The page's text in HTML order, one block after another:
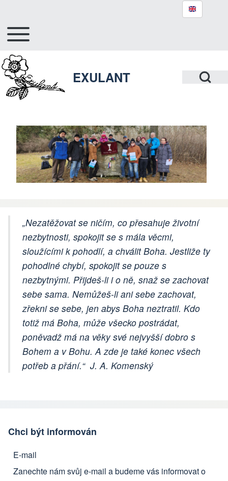
Close search
Hlavní navigace
Toggle main menu
Open Search
EXULANT
„Nezatěžovat se ničím, co přesahuje životní
nezbytnosti, spokojit se s mála věcmi,
sloužícími k pohodlí, a chválit Boha. Jestliže ty
pohodlné chybí, spokojit se pouze s
nezbytnými. Přijdeš-li i o ně, snaž se zachovat
sebe sama. Nemůžeš-li ani sebe zachovat,
zřekni se sebe, jen abys Boha neztratil. Kdo
totiž má Boha, může všecko postrádat,
poněvadž má na věky své nejvyšší dobro s
Bohem a v Bohu. A zde je také konec všech
potřeb a přání.“ J. A. Komenský
Chci být informován
E-mail
Zanechte nám svůj e-mail a budeme vás informovat o